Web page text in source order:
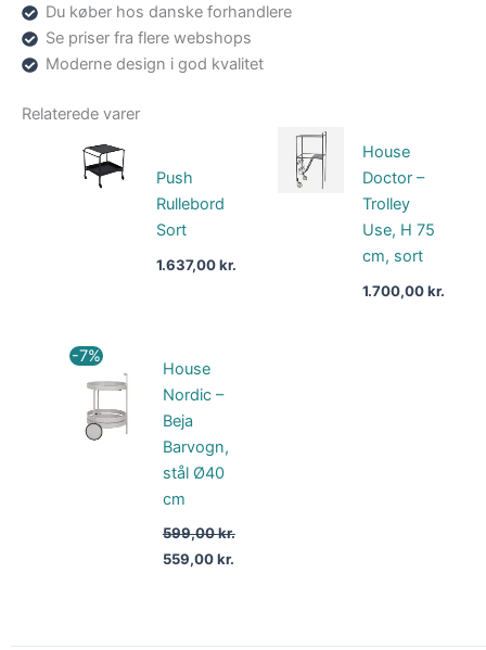
Du køber hos danske forhandlere
Se priser fra flere webshops
Moderne design i god kvalitet
Relaterede varer
Push
Rullebord
Sort
1.637,00kr.
House
Doctor –
Trolley
Use, H 75
cm, sort
1.700,00kr.
-7%
House
Nordic –
Beja
Barvogn,
stål Ø40
cm
599,00kr.
oprindelige
pris
var:
599,00 kr..
559,00kr.